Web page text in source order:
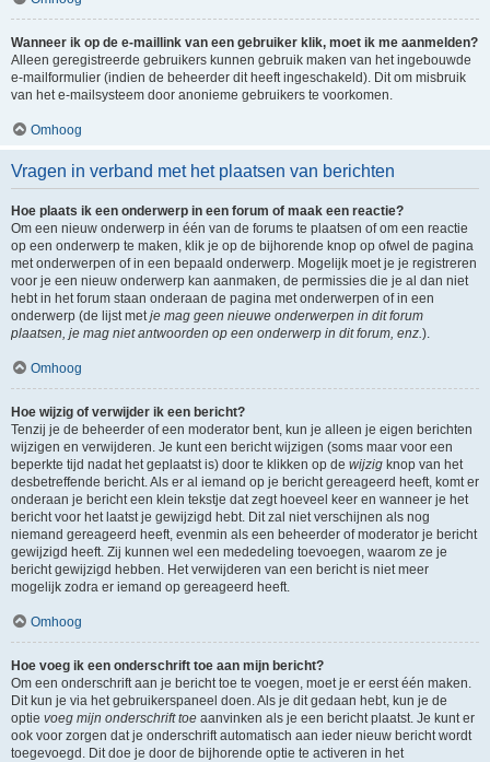
Wanneer ik op de e-maillink van een gebruiker klik, moet ik me aanmelden?
Alleen geregistreerde gebruikers kunnen gebruik maken van het ingebouwde
e-mailformulier (indien de beheerder dit heeft ingeschakeld). Dit om misbruik
van het e-mailsysteem door anonieme gebruikers te voorkomen.
Omhoog
Vragen in verband met het plaatsen van berichten
Hoe plaats ik een onderwerp in een forum of maak een reactie?
Om een nieuw onderwerp in één van de forums te plaatsen of om een reactie
op een onderwerp te maken, klik je op de bijhorende knop op ofwel de pagina
met onderwerpen of in een bepaald onderwerp. Mogelijk moet je je registreren
voor je een nieuw onderwerp kan aanmaken, de permissies die je al dan niet
hebt in het forum staan onderaan de pagina met onderwerpen of in een
onderwerp (de lijst metje mag geen nieuwe onderwerpen in dit forum
plaatsen, je mag niet antwoorden op een onderwerp in dit forum, enz.).
Omhoog
Hoe wijzig of verwijder ik een bericht?
Tenzij je de beheerder of een moderator bent, kun je alleen je eigen berichten
wijzigen en verwijderen. Je kunt een bericht wijzigen (soms maar voor een
beperkte tijd nadat het geplaatst is) door te klikken op de wijzig knop van het
desbetreffende bericht. Als er al iemand op je bericht gereageerd heeft, komt er
onderaan je bericht een klein tekstje dat zegt hoeveel keer en wanneer je het
bericht voor het laatst je gewijzigd hebt. Dit zal niet verschijnen als nog
niemand gereageerd heeft, evenmin als een beheerder of moderator je bericht
gewijzigd heeft. Zij kunnen wel een mededeling toevoegen, waarom ze je
bericht gewijzigd hebben. Het verwijderen van een bericht is niet meer
mogelijk zodra er iemand op gereageerd heeft.
Omhoog
Hoe voeg ik een onderschrift toe aan mijn bericht?
Om een onderschrift aan je bericht toe te voegen, moet je er eerst één maken.
Dit kun je via het gebruikerspaneel doen. Als je dit gedaan hebt, kun je de
optie voeg mijn onderschrift toe aanvinken als je een bericht plaatst. Je kunt er
ook voor zorgen dat je onderschrift automatisch aan ieder nieuw bericht wordt
toegevoegd. Dit doe je door de bijhorende optie te activeren in het